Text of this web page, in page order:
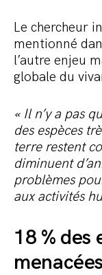
Le chercheur
mentionné
l’autre enjeu
globale du
« Il n’y a pas
des espèces
terre restent
diminuent
problèmes
aux activités
18 % des